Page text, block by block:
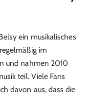
ein musikalisches
im
und nahmen 2010
teil. Viele Fans
davon aus, dass die